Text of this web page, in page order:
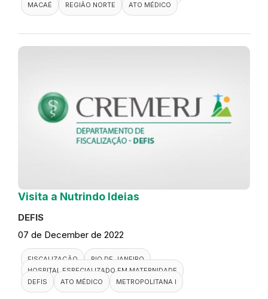
MACAÉ
REGIÃO NORTE ATO MÉDICO
Visita a Nutrindo Ideias
DEFIS
07 de December de 2022
FISCALIZAÇÃO
RIO DE JANEIRO
HOSPITAL ESPECIALIZADO EM MATERNIDADE
DEFIS
ATO MÉDICO METROPOLITANA I